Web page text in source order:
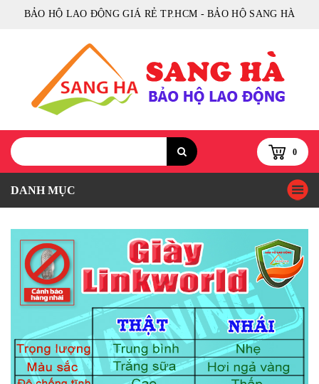
BẢO HỘ LAO ĐỘNG GIÁ RẺ TP.HCM - BẢO HỘ SANG HÀ
0
DANH MỤC